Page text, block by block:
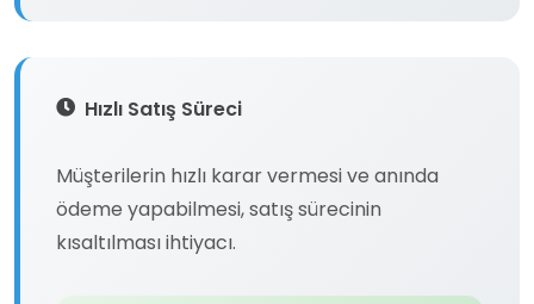
Hızlı Satış Süreci
Müşterilerin hızlı karar vermesi ve anında
ödeme yapabilmesi, satış sürecinin
kısaltılması ihtiyacı.